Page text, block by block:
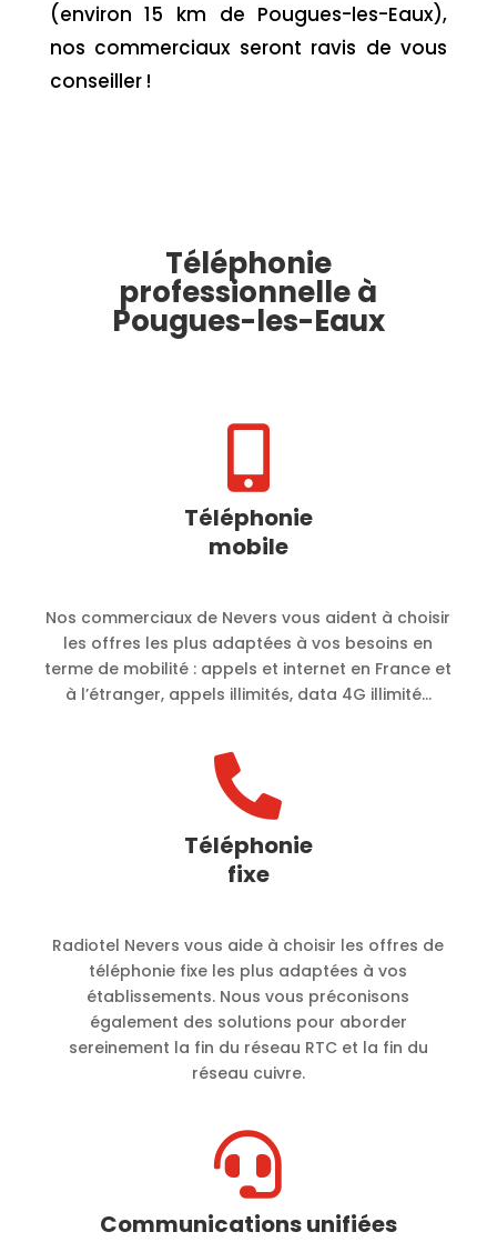
(environ 15 km de Pougues-les-Eaux),
nos commerciaux seront ravis de vous
conseiller !
Téléphonie
professionnelle à
Pougues-les-Eaux

Téléphonie
mobile
Nos commerciaux de Nevers vous aident à choisir
les offres les plus adaptées à vos besoins en
terme de mobilité : appels et internet en France et
à l’étranger, appels illimités, data 4G illimité…

Téléphonie
fixe
Radiotel Nevers vous aide à choisir les offres de
téléphonie fixe les plus adaptées à vos
établissements. Nous vous préconisons
également des solutions pour aborder
sereinement la fin du réseau RTC et la fin du
réseau cuivre.

Communications unifiées